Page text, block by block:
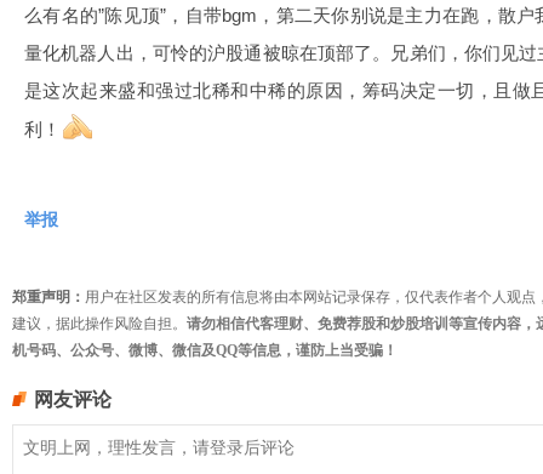
么有名的”陈见顶”，自带bgm，第二天你别说是主力在跑，散
量化机器人出，可怜的沪股通被晾在顶部了。兄弟们，你们见
是这次起来盛和强过北稀和中稀的原因，筹码决定一切，且做
利！
举报
郑重声明： 用户在社区发表的所有信息将由本网站记录保存，仅代表作者个人观
建议，据此操作风险自担。 请勿相信代客理财、免费荐股和炒股培训等宣传内容
机号码、公众号、微博、微信及QQ等信息，谨防上当受骗！
网友评论